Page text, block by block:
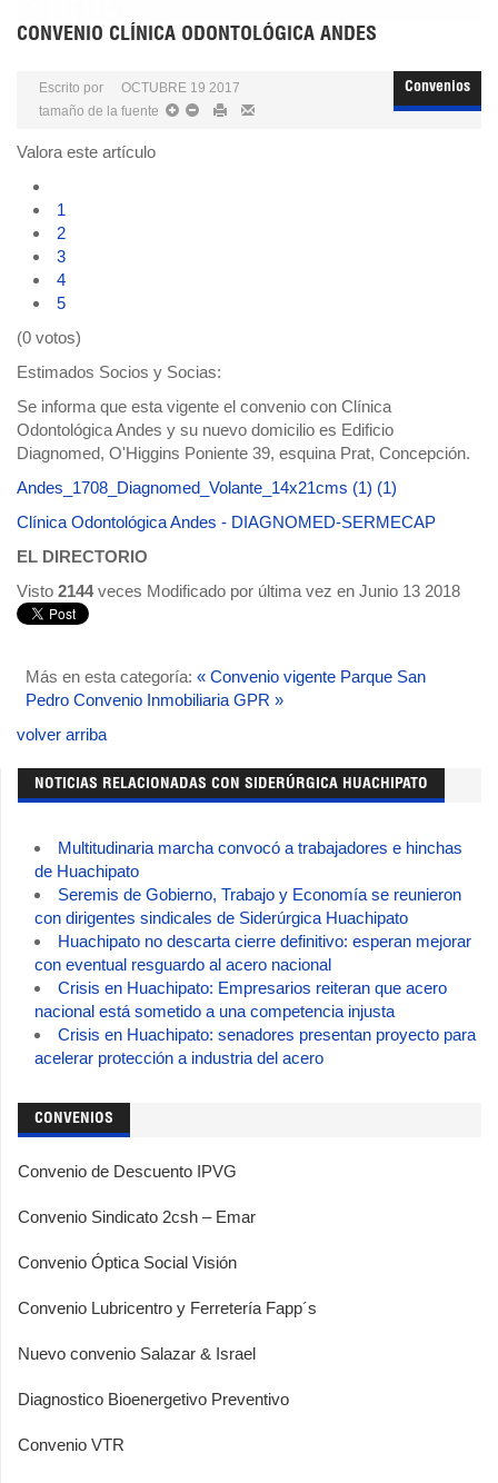
CONVENIO CLÍNICA ODONTOLÓGICA ANDES
Convenios
Escrito por
OCTUBRE 19 2017
tamaño de la fuente
Valora este artículo
1
2
3
4
5
(0 votos)
Estimados Socios y Socias:
Se informa que esta vigente el convenio con Clínica
Odontológica Andes y su nuevo domicilio es Edificio
Diagnomed, O'Higgins Poniente 39, esquina Prat, Concepción.
Andes_1708_Diagnomed_Volante_14x21cms (1) (1)
Clínica Odontológica Andes - DIAGNOMED-SERMECAP
EL DIRECTORIO
Visto 2144veces Modificado por última vez en Junio 13 2018
Más en esta categoría: « Convenio vigente Parque San
Pedro Convenio Inmobiliaria GPR »
volver arriba
NOTICIAS RELACIONADAS CON SIDERÚRGICA HUACHIPATO
Multitudinaria marcha convocó a trabajadores e hinchas
de Huachipato
Seremis de Gobierno, Trabajo y Economía se reunieron
con dirigentes sindicales de Siderúrgica Huachipato
Huachipato no descarta cierre definitivo: esperan mejorar
con eventual resguardo al acero nacional
Crisis en Huachipato: Empresarios reiteran que acero
nacional está sometido a una competencia injusta
Crisis en Huachipato: senadores presentan proyecto para
acelerar protección a industria del acero
CONVENIOS
Convenio de Descuento IPVG
Convenio Sindicato 2csh – Emar
Convenio Óptica Social Visión
Convenio Lubricentro y Ferretería Fapp´s
Nuevo convenio Salazar & Israel
Diagnostico Bioenergetivo Preventivo
Convenio VTR